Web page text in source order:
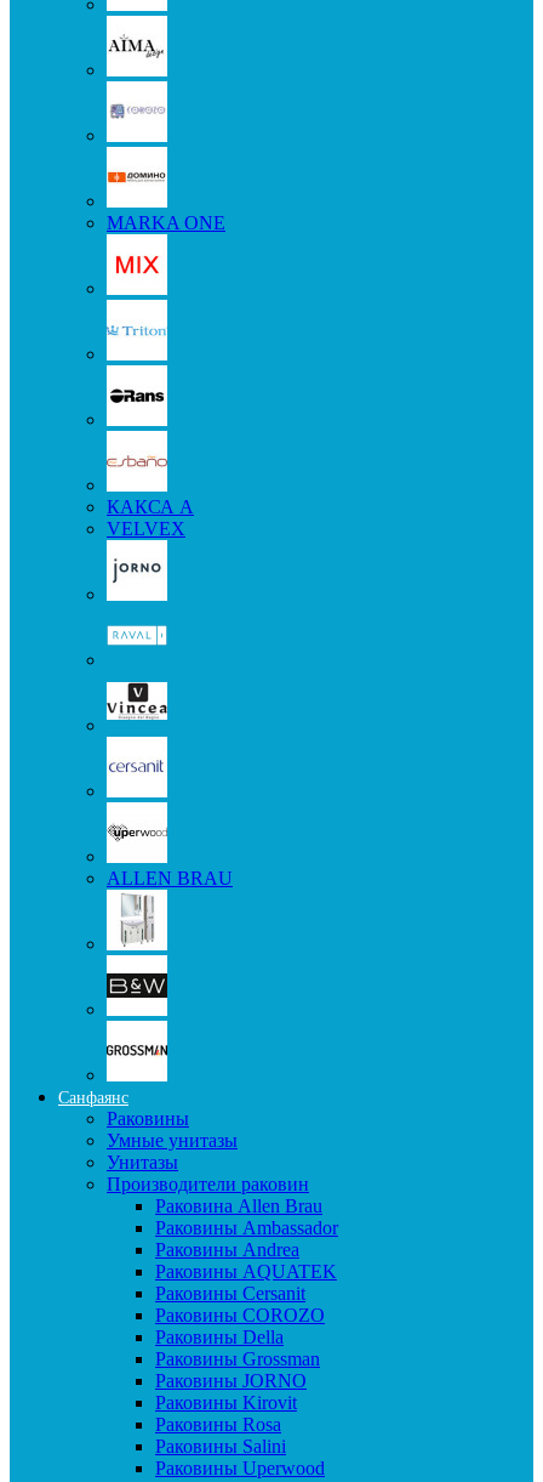
MARKA ONE
КАКСА А
VELVEX
ALLEN BRAU
Санфаянс
Раковины
Умные унитазы
Унитазы
Производители раковин
Раковина Allen Brau
Раковины Ambassador
Раковины Andrea
Раковины AQUATEK
Раковины Cersanit
Раковины COROZO
Раковины Della
Раковины Grossman
Раковины JORNO
Раковины Kirovit
Раковины Rosa
Раковины Salini
Раковины Uperwood